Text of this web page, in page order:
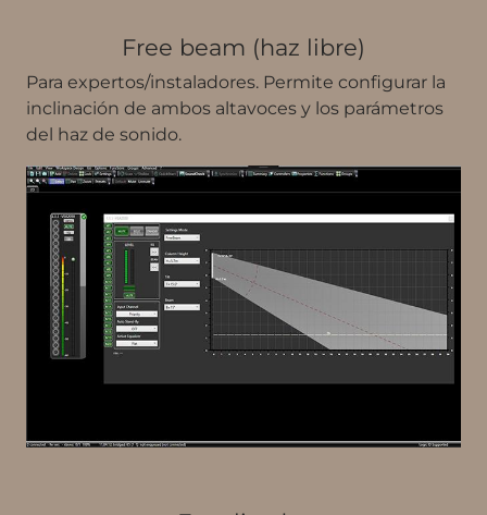
Free beam (haz libre)
Para expertos/instaladores. Permite configurar la
inclinación de ambos altavoces y los parámetros
del haz de sonido.